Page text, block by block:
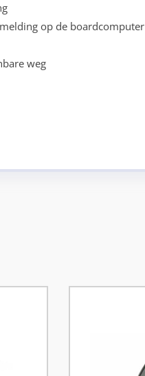
op de boardcomputer
weg